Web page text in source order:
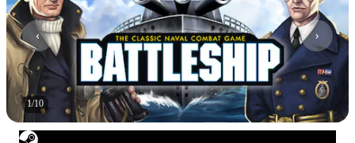
1/10